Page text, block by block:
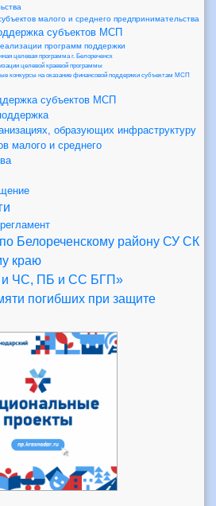
малого и среднего предпринимательства
субъектов МСП
программ поддержки
целевая программа г. Белореченск
целевой краевой программы
конкурсы на оказание финансовой поддержки субъектам МСП
субъектов МСП
образующих инфраструктуру
малого и среднего
Белореченскому району СУ СК
краю
и ЧС, ПБ и СС БГП»
погибших при защите